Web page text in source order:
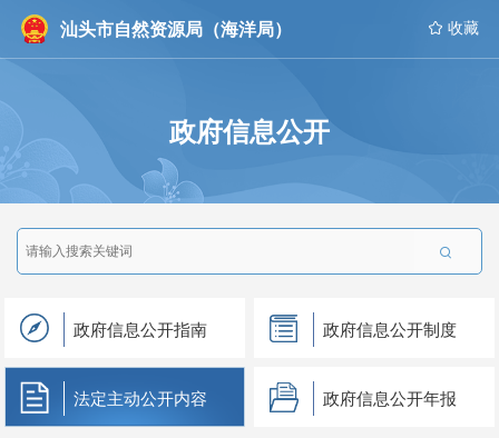
汕头市自然资源局（海洋局）  收藏
政府信息公开

政府信息公开指南 政府信息公开制度
法定主动公开内容 政府信息公开年报